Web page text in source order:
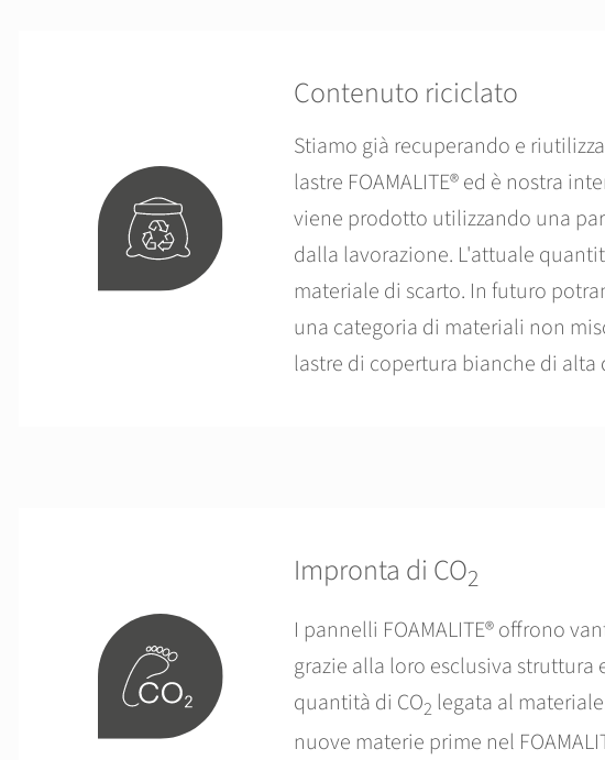
Contenuto riciclato
Stiamo già recuperando e
lastre FOAMALITE® ed è nostra
viene prodotto utilizzando una
dalla lavorazione. L'attuale
materiale di scarto. In futuro
una categoria di materiali non
lastre di copertura bianche di
Impronta di CO2
I pannelli FOAMALITE® offrono
grazie alla loro esclusiva
quantità di CO2 legata al
nuove materie prime nel